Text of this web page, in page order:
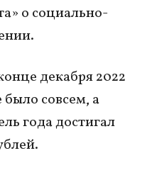
о социально-
декабря 2022
совсем, а
года достигал